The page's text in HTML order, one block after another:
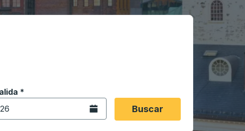
de flecha para navegar hasta la ciudad de origen que
opciones de ubicación y luego use las teclas de flecha
*en formato de fecha Barra diagonal de mes de 2
Abra el calendario.Buscar